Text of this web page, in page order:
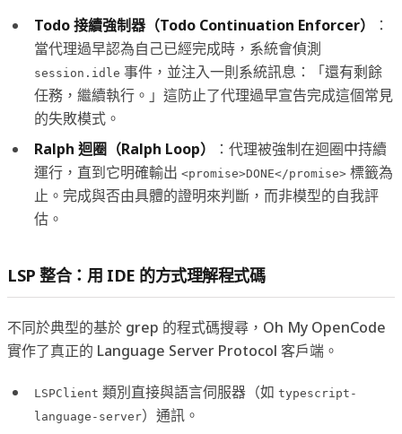
Todo 接續強制器（Todo Continuation Enforcer）
：
當代理過早認為自己已經完成時，系統會偵測
session.idle 事件，並注入一則系統訊息：「還有剩餘
任務，繼續執行。」這防止了代理過早宣告完成這個常見
的失敗模式。
Ralph 迴圈（Ralph Loop）
：代理被強制在迴圈中持續
運行，直到它明確輸出 <promise>DONE</promise> 標籤為
止。完成與否由具體的證明來判斷，而非模型的自我評
估。
LSP 整合：用 IDE 的方式理解程式碼
不同於典型的基於 grep 的程式碼搜尋，Oh My OpenCode
實作了真正的 Language Server Protocol 客戶端。
LSPClient 類別直接與語言伺服器（如 typescript-
language-server）通訊。